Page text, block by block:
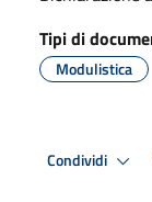
Tipi di
Modulistica
Condividi